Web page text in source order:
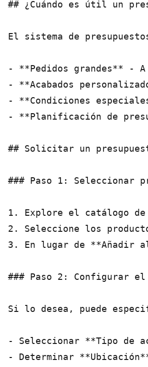
## ¿Cuándo es útil un
El sistema de
- **Pedidos grandes** -
- **Acabados
- **Condiciones
- **Planificación de
## Solicitar un
### Paso 1: Seleccionar
1. Explore el catálogo de
2. Seleccione los
3. En lugar de **Añadir
### Paso 2: Configurar el
Si lo desea, puede
- Seleccionar **Tipo de
- Determinar